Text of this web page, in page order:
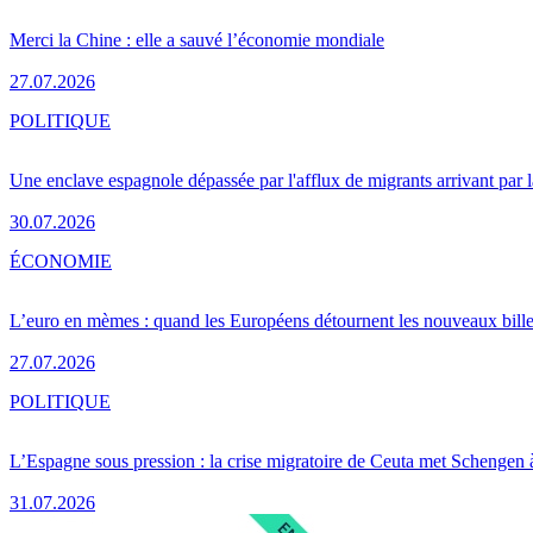
Merci la Chine : elle a sauvé l’économie mondiale
27.07.2026
Une enclave espagnole dépassée par l'afflux de migrants arrivant par
30.07.2026
POLITIQUE
L’euro en mèmes : quand les Européens détournent les nouveaux
27.07.2026
ÉCONOMIE
L’Espagne sous pression : la crise migratoire de Ceuta met Schengen
31.07.2026
POLITIQUE